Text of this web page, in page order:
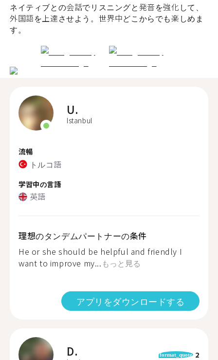
ネイティブとの会話でリスニングと発音を強化して、
外国語を上達させよう。世界中どこからでも楽しめま
す。
U.
Istanbul
流暢
トルコ語
学習中の言語
英語
理想のタンデムパートナーの条件
He or she should be helpful and friendly I
want to improve my... もっと見る
アプリをダウンロードする
D. format_quote 2